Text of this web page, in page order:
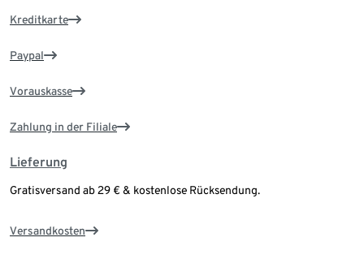
Kreditkarte
Paypal
Vorauskasse
Zahlung in der Filiale
Lieferung
Gratisversand ab 29 € & kostenlose Rücksendung.
Versandkosten